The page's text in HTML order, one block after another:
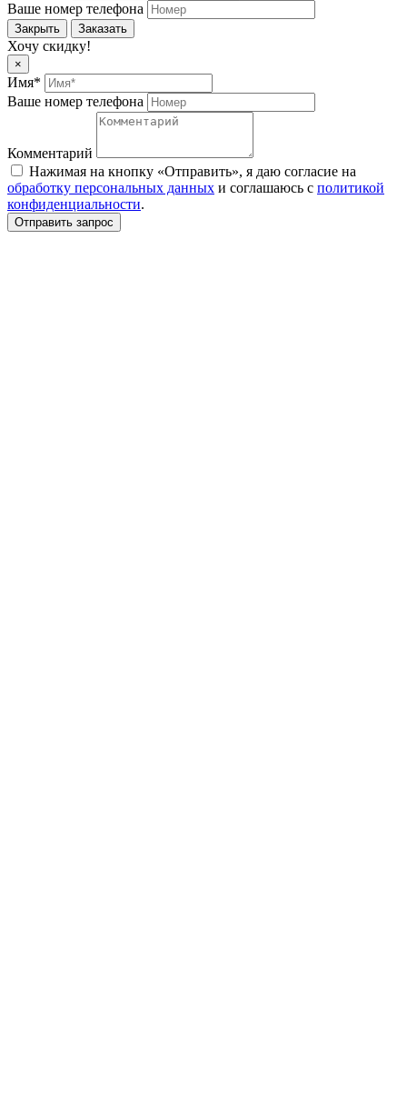
Ваше номер телефона
Закрыть Заказать
Хочу скидку!
×
Имя*
Ваше номер телефона
Комментарий
Нажимая на кнопку «Отправить», я даю согласие на
обработку персональных данных и соглашаюсь c политикой
конфиденциальности.
Отправить запрос